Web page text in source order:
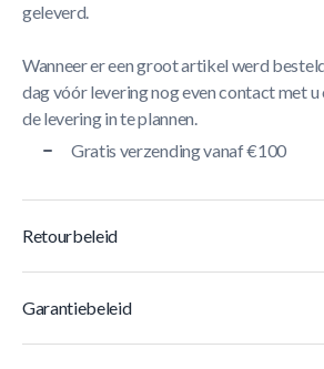
geleverd.
Wanneer er een groot artikel werd
dag vóór levering nog even contact met u
de levering in te plannen.
Gratis verzending vanaf €100
Retourbeleid
Garantiebeleid